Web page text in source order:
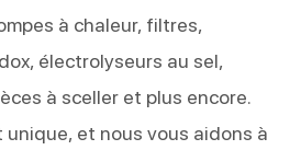
à chaleur, filtres,
électrolyseurs au sel,
à sceller et plus encore.
et nous vous aidons à